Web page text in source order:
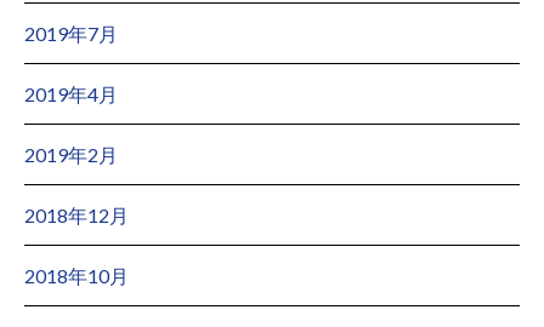
2019年7月
2019年4月
2019年2月
2018年12月
2018年10月